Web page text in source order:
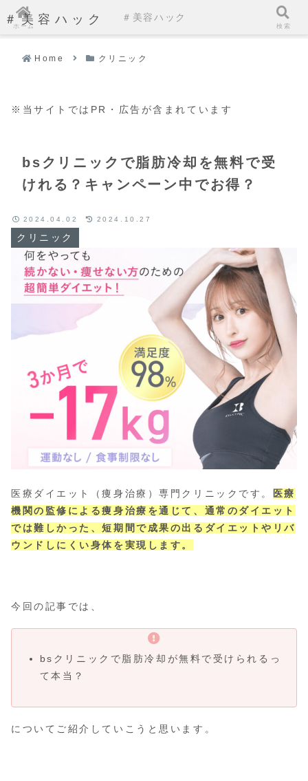
＃美容ハック
Home クリニック
※当サイトではPR・広告が含まれています
bsクリニックで脂肪冷却を無料で受
けれる？キャンペーン中でお得？
クリニック
2024.04.02 2024.10.27
医療ダイエット（痩身治療）専門クリニックです。 医療
機関の監修による痩身治療を通じて、通常のダイエット
では難しかった、短期間で成果の出るダイエットやリバ
ウンドしにくい身体を実現します。
今回の記事では、
bsクリニックで脂肪冷却が無料で受けられるっ
て本当？
についてご紹介していこうと思います。
ホーム
＃美容ハック
検索